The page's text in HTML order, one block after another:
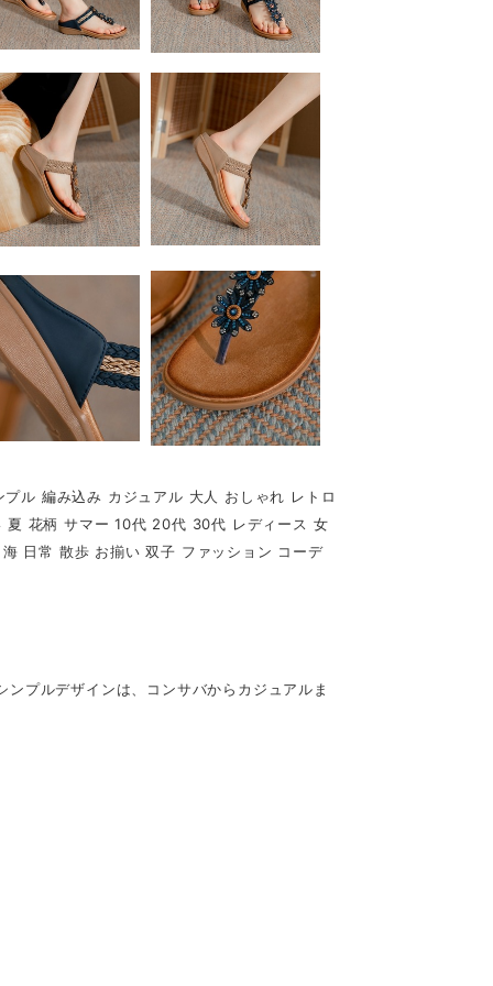
ル 編み込み カジュアル 大人 おしゃれ レトロ
夏 花柄 サマー 10代 20代 30代 レディース 女
日常 散歩 お揃い 双子 ファッション コーデ
プルデザインは、コンサバからカジュアルま